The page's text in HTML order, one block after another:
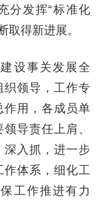
分发挥“标准化
取得新进展。
设事关发展全
织领导，工作专
作用，各成员单
导责任上肩、
深入抓，进一步
作体系，细化工
工作推进有力